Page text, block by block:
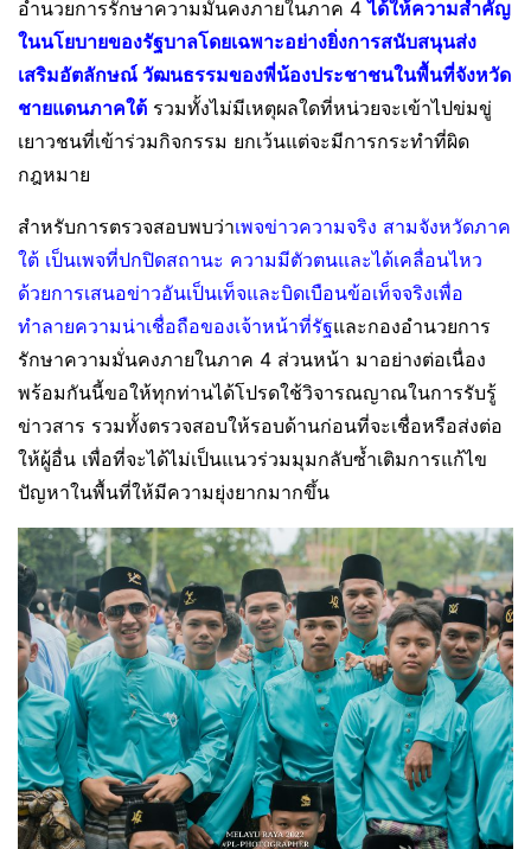
อำนวยการรักษาความมั่นคงภายในภาค 4ได้ให้ความสำคัญ
ในนโยบายของรัฐบาลโดยเฉพาะอย่างยิ่งการสนับสนุนส่ง
เสริมอัตลักษณ์ วัฒนธรรมของพี่น้องประชาชนในพื้นที่จังหวัด
ชายแดนภาคใต้ รวมทั้งไม่มีเหตุผลใดที่หน่วยจะเข้าไปข่มขู่
เยาวชนที่เข้าร่วมกิจกรรม ยกเว้นแต่จะมีการกระทำที่ผิด
กฎหมาย
สำหรับการตรวจสอบพบว่าเพจข่าวความจริง สามจังหวัดภาค
ใต้ เป็นเพจที่ปกปิดสถานะ ความมีตัวตนและได้เคลื่อนไหว
ด้วยการเสนอข่าวอันเป็นเท็จและบิดเบือนข้อเท็จจริงเพื่อ
ทำลายความน่าเชื่อถือของเจ้าหน้าที่รัฐและกองอำนวยการ
รักษาความมั่นคงภายในภาค 4 ส่วนหน้า มาอย่างต่อเนื่อง
พร้อมกันนี้ขอให้ทุกท่านได้โปรดใช้วิจารณญาณในการรับรู้
ข่าวสาร รวมทั้งตรวจสอบให้รอบด้านก่อนที่จะเชื่อหรือส่งต่อ
ให้ผู้อื่น เพื่อที่จะได้ไม่เป็นแนวร่วมมุมกลับซ้ำเติมการแก้ไข
ปัญหาในพื้นที่ให้มีความยุ่งยากมากขึ้น